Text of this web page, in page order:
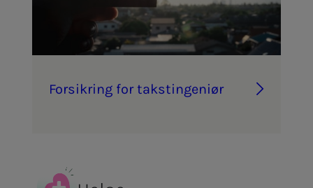
For­­­sik­ring for taks­t­in­­­ge­­­ni­ør